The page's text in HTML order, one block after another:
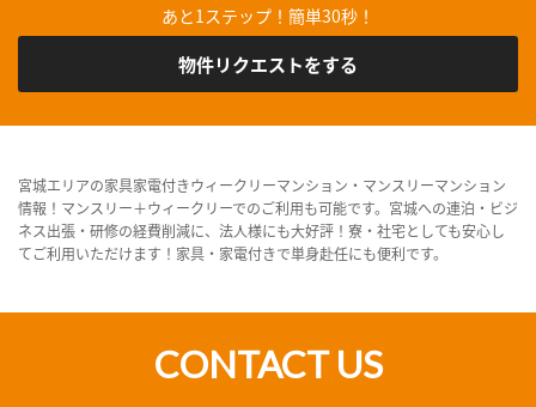
あと1ステップ！簡単30秒！
物件リクエストをする
宮城エリアの家具家電付きウィークリーマンション・マンスリーマンション
情報！マンスリー＋ウィークリーでのご利用も可能です。宮城への連泊・ビジ
ネス出張・研修の経費削減に、法人様にも大好評！寮・社宅としても安心し
てご利用いただけます！家具・家電付きで単身赴任にも便利です。
CONTACT US